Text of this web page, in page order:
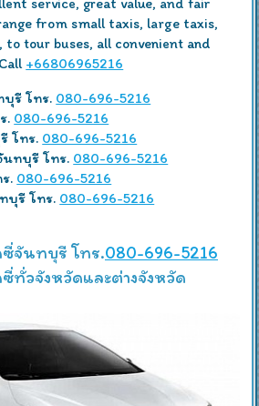
from small taxis, large taxis,
to tour buses, all convenient and
+66806965216
รี โทร. 080-696-5216
. 080-696-5216
โทร. 080-696-5216
ทบุรี โทร. 080-696-5216
. 080-696-5216
บุรี โทร. 080-696-5216
จันทบุรี โทร.080-696-5216
ทั่วจังหวัดและต่างจังหวัด